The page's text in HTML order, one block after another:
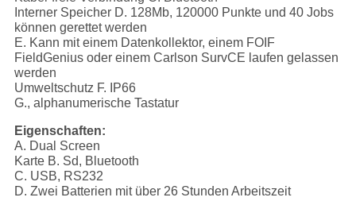
Interner Speicher D. 128Mb, 120000 Punkte und 40 Jobs
können gerettet werden
E. Kann mit einem Datenkollektor, einem FOIF
FieldGenius oder einem Carlson SurvCE laufen gelassen
werden
Umweltschutz F. IP66
G., alphanumerische Tastatur
Eigenschaften:
A. Dual Screen
Karte B. Sd, Bluetooth
C. USB, RS232
D. Zwei Batterien mit über 26 Stunden Arbeitszeit